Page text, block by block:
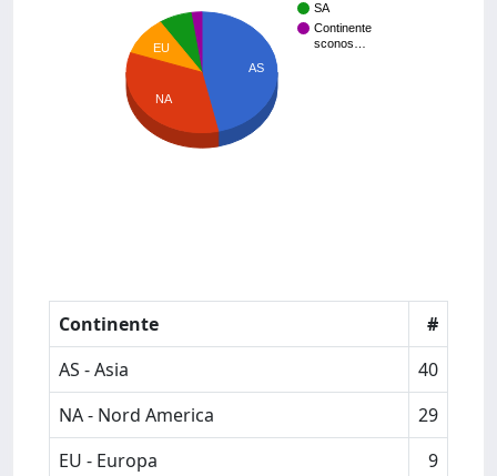
SA
Continente
sconos…
AS
EU
NA
Continente
#
AS - Asia
40
NA - Nord America
29
EU - Europa
9